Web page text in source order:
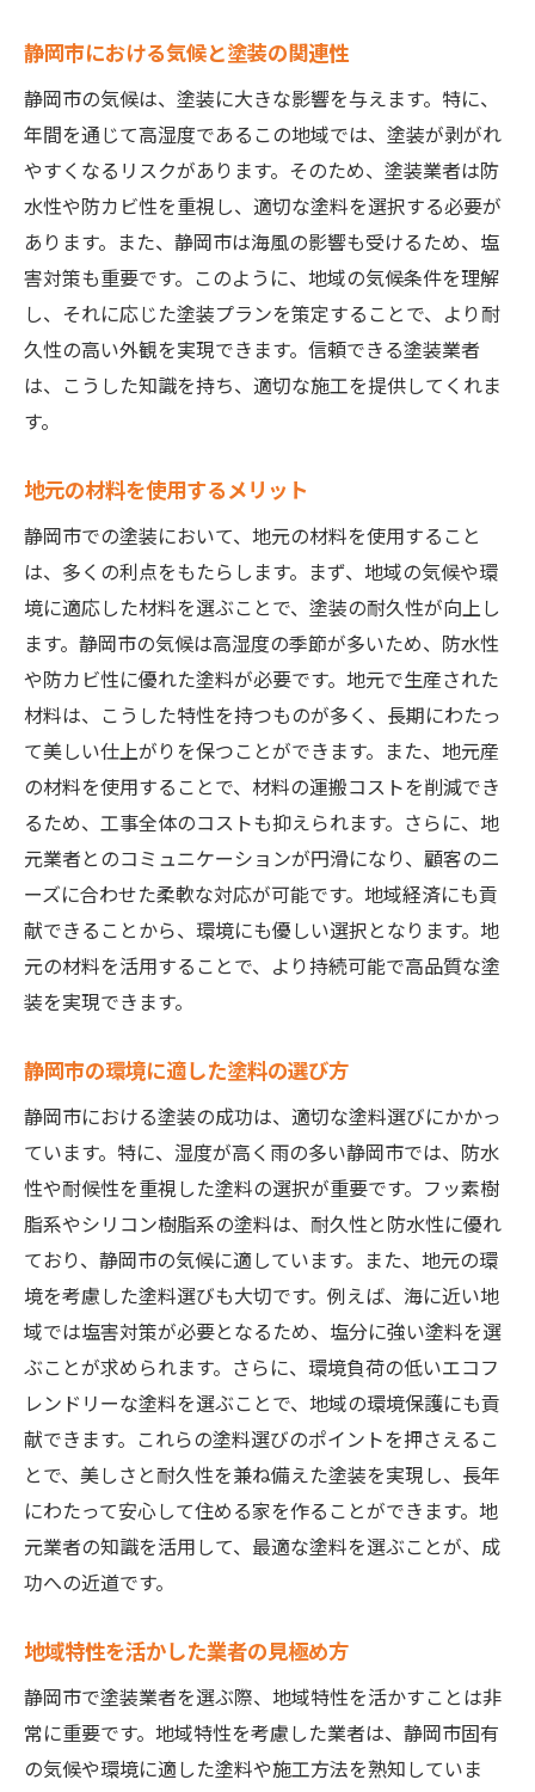
地元業者を選ぶ際の注意点
見積もりで確認すべき項目
地域特有の気候に対応した塗装技術の重要性
静岡市の気候に適した塗装方法
気候変化に強い塗料の選択
湿気対策の塗装技術
紫外線対策の重要性
地域特有の気象条件に対応するための工夫
塗装耐久性を高めるためのアプローチ
業者選びで確認すべき書類
保証内容をしっかり確認する
業者の対応力を評価する方法
透明性のある契約の重要性
施工後のフォローアップ体制
静岡市で長持ちする塗装を実現するための知識
長持ちする塗装の秘訣
メンテナンスの重要性
耐久性を高めるためのアドバイス
適切な塗料の選択肢
施工後に必要なケア方法
プロから学ぶ長寿命塗装のコツ
地元材料を活かした環境配慮型塗装のメリット
地元材料の環境への影響
エコフレンドリーな塗料の選び方
地元資源を活かすことで得られる効果
持続可能な塗装の実現方法
地域経済への貢献と環境保護
理想の塗装業者を選ぶために参考にすべき情報
情報収集の重要性
比較検討に役立つポイント
過去事例と実績の分析方法
各種資格の有無を確認する
オンラインでの情報活用術
直接インタビューで得られる情報
静岡市における気候と塗装の関連性
静岡市の気候は、塗装に大きな影響を与えます。特に、
年間を通じて高湿度であるこの地域では、塗装が剥がれ
やすくなるリスクがあります。そのため、塗装業者は防
水性や防カビ性を重視し、適切な塗料を選択する必要が
あります。また、静岡市は海風の影響も受けるため、塩
害対策も重要です。このように、地域の気候条件を理解
し、それに応じた塗装プランを策定することで、より耐
久性の高い外観を実現できます。信頼できる塗装業者
は、こうした知識を持ち、適切な施工を提供してくれま
す。
地元の材料を使用するメリット
静岡市での塗装において、地元の材料を使用すること
は、多くの利点をもたらします。まず、地域の気候や環
境に適応した材料を選ぶことで、塗装の耐久性が向上し
ます。静岡市の気候は高湿度の季節が多いため、防水性
や防カビ性に優れた塗料が必要です。地元で生産された
材料は、こうした特性を持つものが多く、長期にわたっ
て美しい仕上がりを保つことができます。また、地元産
の材料を使用することで、材料の運搬コストを削減でき
るため、工事全体のコストも抑えられます。さらに、地
元業者とのコミュニケーションが円滑になり、顧客のニ
ーズに合わせた柔軟な対応が可能です。地域経済にも貢
献できることから、環境にも優しい選択となります。地
元の材料を活用することで、より持続可能で高品質な塗
装を実現できます。
静岡市の環境に適した塗料の選び方
静岡市における塗装の成功は、適切な塗料選びにかかっ
ています。特に、湿度が高く雨の多い静岡市では、防水
性や耐候性を重視した塗料の選択が重要です。フッ素樹
脂系やシリコン樹脂系の塗料は、耐久性と防水性に優れ
ており、静岡市の気候に適しています。また、地元の環
境を考慮した塗料選びも大切です。例えば、海に近い地
域では塩害対策が必要となるため、塩分に強い塗料を選
ぶことが求められます。さらに、環境負荷の低いエコフ
レンドリーな塗料を選ぶことで、地域の環境保護にも貢
献できます。これらの塗料選びのポイントを押さえるこ
とで、美しさと耐久性を兼ね備えた塗装を実現し、長年
にわたって安心して住める家を作ることができます。地
元業者の知識を活用して、最適な塗料を選ぶことが、成
功への近道です。
地域特性を活かした業者の見極め方
静岡市で塗装業者を選ぶ際、地域特性を活かすことは非
常に重要です。地域特性を考慮した業者は、静岡市固有
の気候や環境に適した塗料や施工方法を熟知していま